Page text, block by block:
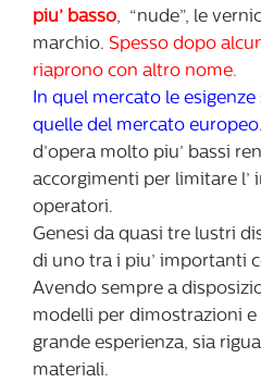
piu’ basso, “nude”, le
marchio. Spesso dopo
riaprono con altro nome.
In quel mercato le
quelle del mercato europeo
d’opera molto piu’ bassi
accorgimenti per limitare l’
operatori.
Genesi da quasi tre lustri
di uno tra i piu’ importanti
Avendo sempre a
modelli per dimostrazioni
grande esperienza, sia
materiali.